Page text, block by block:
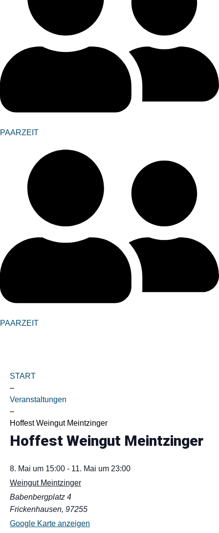
PAARZEIT
PAARZEIT
START
–
Veranstaltungen
–
Hoffest Weingut Meintzinger
Hoffest Weingut Meintzinger
8. Mai um 15:00 - 11. Mai um 23:00
Weingut Meintzinger
Babenbergplatz 4
Frickenhausen, 97255
Google Karte anzeigen